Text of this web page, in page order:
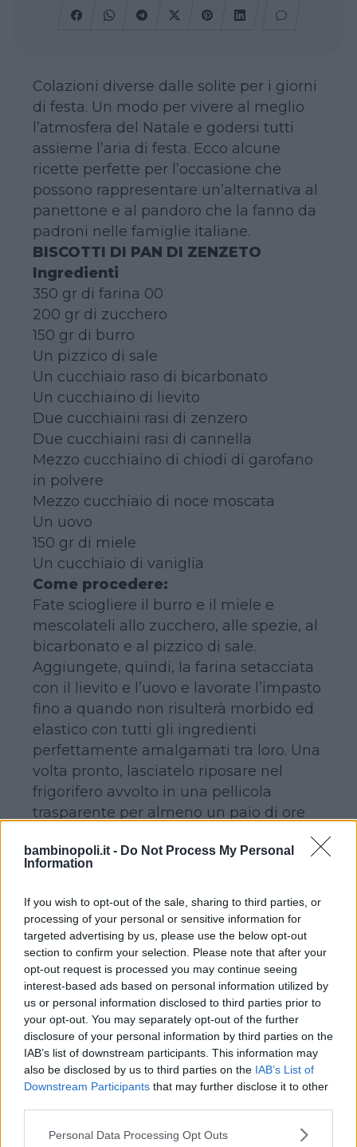
bambinopoli.it - Do Not Process My Personal
Information
If you wish to opt-out of the sale, sharing to third parties, or
processing of your personal or sensitive information for
targeted advertising by us, please use the below opt-out
section to confirm your selection. Please note that after your
opt-out request is processed you may continue seeing
interest-based ads based on personal information utilized by
us or personal information disclosed to third parties prior to
your opt-out. You may separately opt-out of the further
disclosure of your personal information by third parties on the
IAB’s list of downstream participants. This information may
also be disclosed by us to third parties on the IAB’s List of
Downstream Participants that may further disclose it to other
Please note that this website/app uses one or more Google
Personal Data Processing Opt Outs
Colazioni diverse dalle solite per i giorni
di festa. Un modo per vivere al meglio
l’atmosfera del Natale e godersi tutti
assieme l’aria di festa. Ecco alcune
ricette perfette per l’occasione che
possono rappresentare un’alternativa al
panettone e al pandoro che la fanno da
padroni nelle famiglie italiane.
BISCOTTI DI PAN DI ZENZETO
Ingredienti
350 gr di farina 00
200 gr di zucchero
150 gr di burro
Un pizzico di sale
Un cucchiaio raso di bicarbonato
Un cucchiaino di lievito
Due cucchiaini rasi di zenzero
Due cucchiaini rasi di cannella
Mezzo cucchiaino di chiodi di garofano
in polvere
Mezzo cucchiaio di noce moscata
Un uovo
150 gr di miele
Un cucchiaio di vaniglia
Come procedere:
Fate sciogliere il burro e il miele e
mescolateli allo zucchero, alle spezie, al
bicarbonato e al pizzico di sale.
Aggiungete, quindi, la farina setacciata
con il lievito e l’uovo e lavorate l’impasto
fino a quando non risulterà morbido ed
elastico con tutti gli ingredienti
perfettamente amalgamati tra loro. Una
volta pronto, lasciatelo riposare nel
frigorifero avvolto in una pellicola
trasparente per almeno un paio di ore
(più tempo rimarrà in frigo, migliore sarà
il risultato finale). Trascorso il tempo
eccessivamente, stendete l’impasto con
il mattarello con un spessore di un
centimetro. Create, quindi, tanti biscotti
usando l’apposito stampino a forma di
omino di zenzero e disponeteli su una
teglia ricoperti con carta da forno.
Cuoceteli, infine, in forno già caldo a
180º per una quindicina di minuti. Se
volete, potete decorare i biscotti
utilizzando della glassa colorata per la